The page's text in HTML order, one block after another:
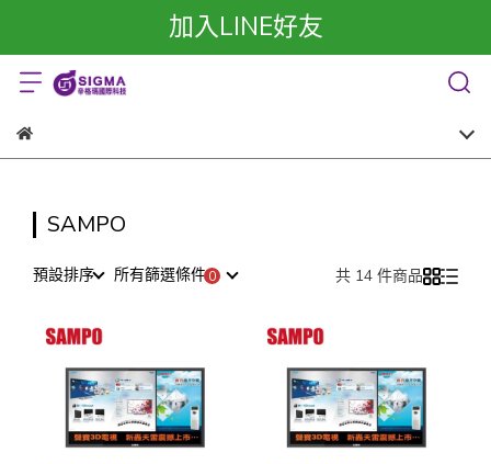
加入LINE好友
SAMPO
預設排序 所有篩選條件 共 14 件商品